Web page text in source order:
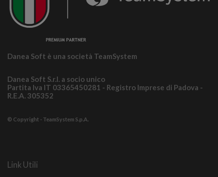
Danea Soft è una società TeamSystem
Danea Soft S.r.l. a socio unico
Partita Iva IT 03365450281 - Registro Imprese di Padova -
R.E.A. 305352
© Copyright - TeamSystem S.p.A.
Link Utili